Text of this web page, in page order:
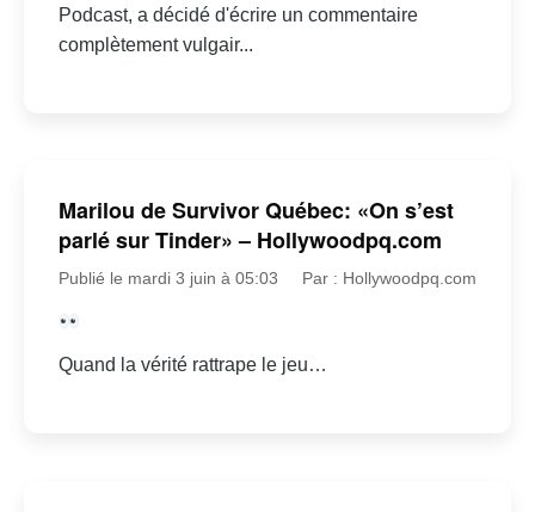
Podcast, a décidé d'écrire un commentaire
complètement vulgair...
Marilou de Survivor Québec: «On s’est
parlé sur Tinder» – Hollywoodpq.com
Publié le mardi 3 juin à 05:03 Par : Hollywoodpq.com
Quand la vérité rattrape le jeu…